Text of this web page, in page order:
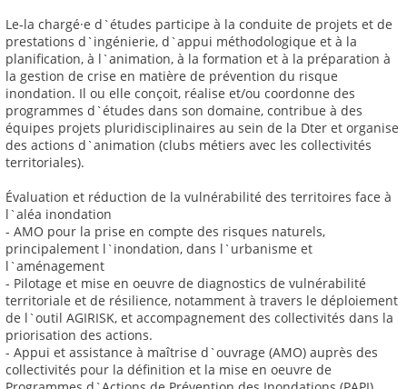
Le-la chargé·e d`études participe à la conduite de projets et de
prestations d`ingénierie, d`appui méthodologique et à la
planification, à l`animation, à la formation et à la préparation à
la gestion de crise en matière de prévention du risque
inondation. Il ou elle conçoit, réalise et/ou coordonne des
programmes d`études dans son domaine, contribue à des
équipes projets pluridisciplinaires au sein de la Dter et organise
des actions d`animation (clubs métiers avec les collectivités
territoriales).
Évaluation et réduction de la vulnérabilité des territoires face à
l`aléa inondation
- AMO pour la prise en compte des risques naturels,
principalement l`inondation, dans l`urbanisme et
l`aménagement
- Pilotage et mise en oeuvre de diagnostics de vulnérabilité
territoriale et de résilience, notamment à travers le déploiement
de l`outil AGIRISK, et accompagnement des collectivités dans la
priorisation des actions.
- Appui et assistance à maîtrise d`ouvrage (AMO) auprès des
collectivités pour la définition et la mise en oeuvre de